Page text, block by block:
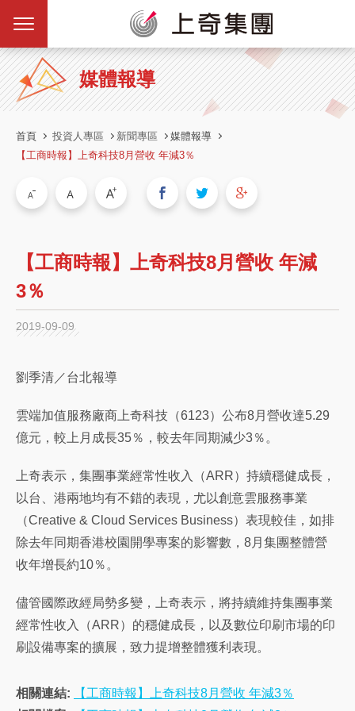
媒體報導
首頁 投資人專區 新聞專區
媒體報導
【工商時報】上奇科技8月營收 年減3％
【工商時報】上奇科技8月營收 年減
3％
2019-09-09
劉季清／台北報導
雲端加值服務廠商上奇科技（6123）公布8月營收達5.29
億元，較上月成長35％，較去年同期減少3％。
上奇表示，集團事業經常性收入（ARR）持續穩健成長，
以台、港兩地均有不錯的表現，尤以創意雲服務事業
（Creative & Cloud Services Business）表現較佳，如排
除去年同期香港校園開學專案的影響數，8月集團整體營
收年增長約10％。
儘管國際政經局勢多變，上奇表示，將持續維持集團事業
經常性收入（ARR）的穩健成長，以及數位印刷市場的印
刷設備專案的擴展，致力提增整體獲利表現。
相關連結:
【工商時報】上奇科技8月營收 年減3％